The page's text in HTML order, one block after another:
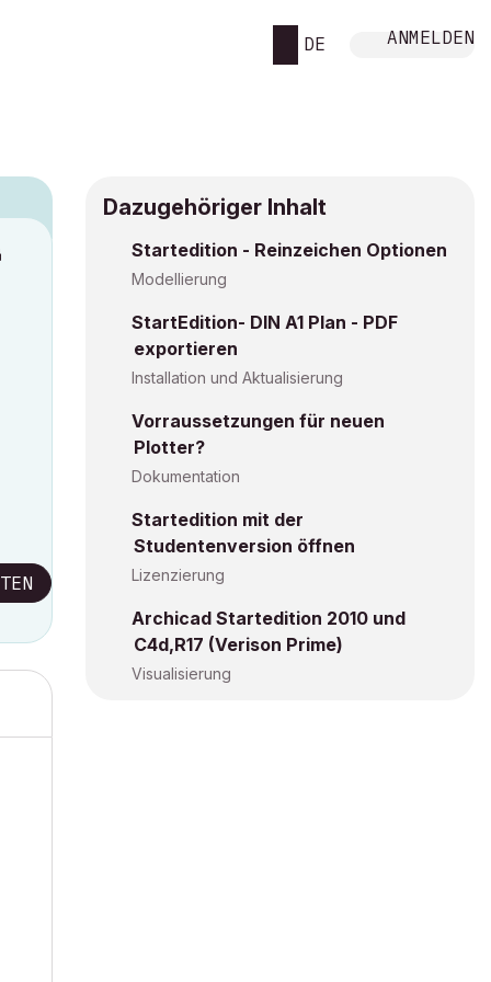
DE ANMELDEN
Dazugehöriger Inhalt
Startedition - Reinzeichen Optionen
Modellierung
StartEdition- DIN A1 Plan - PDF
exportieren
Installation und Aktualisierung
Vorraussetzungen für neuen
Plotter?
Dokumentation
Startedition mit der
Studentenversion öffnen
Lizenzierung
Archicad Startedition 2010 und
C4d,R17 (Verison Prime)
Visualisierung